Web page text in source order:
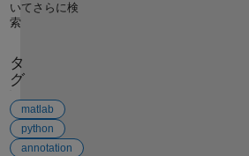
いてさらに検
索
タ
グ
matlab
python
annotation